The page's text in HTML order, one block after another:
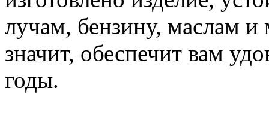
лучам, бензину, маслам
значит, обеспечит вам
годы.